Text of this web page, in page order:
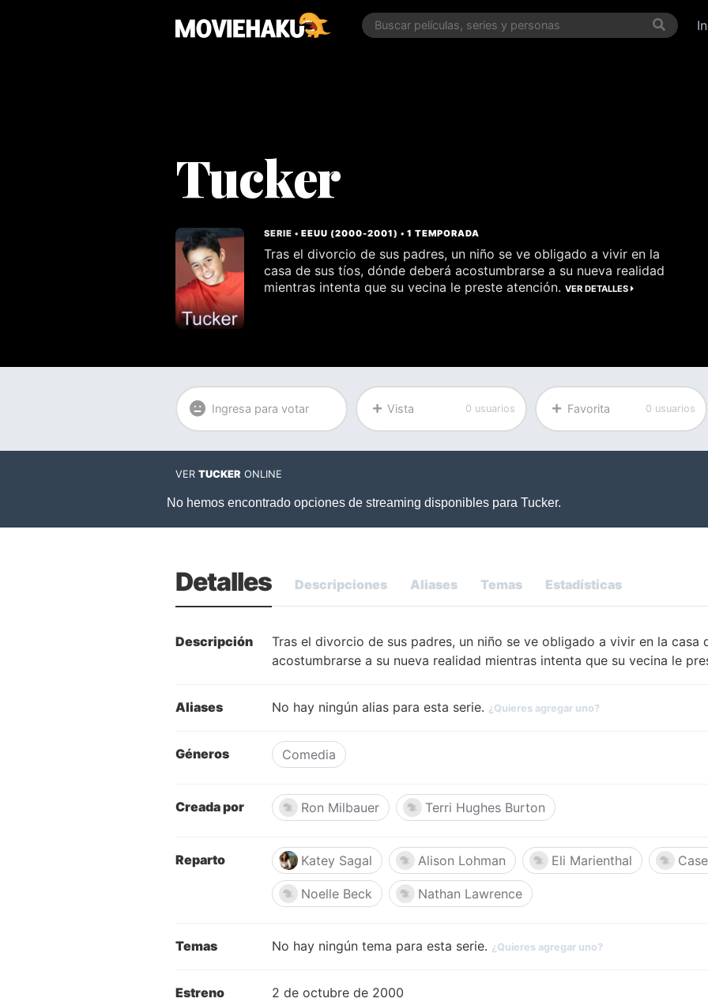
Tucker
SERIE •EEUU (2000-2001) •1 TEMPORADA
Tras el divorcio de sus padres, un niño se ve obligado a vivir en la
casa de sus tíos, dónde deberá acostumbrarse a su nueva realidad
mientras intenta que su vecina le preste atención.VER DETALLES
Ingresa para votar Vista 0 usuarios Favorita 0 usuarios
VER TUCKER ONLINE
Detalles Descripciones Aliases Temas Estadísticas
Descripción
Tras el divorcio de sus padres, un niño se ve obligado a vivir en la casa
acostumbrarse a su nueva realidad mientras intenta que su vecina le
Aliases No hay ningún alias para esta serie. ¿Quieres agregar uno?
Géneros Comedia
Creada por Ron Milbauer Terri Hughes Burton
Reparto Katey Sagal Alison Lohman Eli Marienthal
Noelle Beck Nathan Lawrence
Temas No hay ningún tema para esta serie. ¿Quieres agregar uno?
Estreno 2 de octubre de 2000